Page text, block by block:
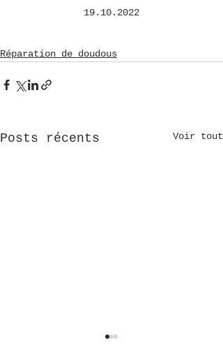
19.10.2022
Réparation de doudous
Posts récents Voir tout